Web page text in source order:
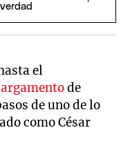
el
de
de uno de lo
como César